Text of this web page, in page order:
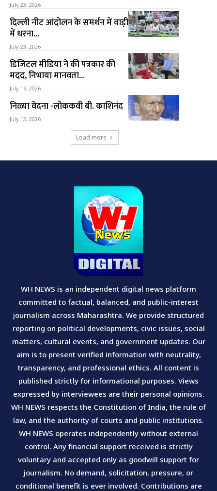
July 23, 2026
दिल्ली नीट आंदोलन के समर्थन में वाड़ी
में धरना...
July 23, 2026
डिजिटल मीडिया ने की पत्रकार की
मदद, निभाया मानवता...
July 16, 2026
निळ्या वेदना -लोककवी बी. काशिनंद
July 12, 2026
Load more
WH NEWS is an independent digital news platform
committed to factual, balanced, and public-interest
journalism across Maharashtra. We provide structured
reporting on political developments, civic issues, social
matters, cultural events, and government updates. Our
aim is to present verified information with neutrality,
transparency, and professional ethics. All content is
published strictly for informational purposes. Views
expressed by interviewees are their personal opinions.
WH NEWS respects the Constitution of India, the rule of
law, and the authority of courts and public institutions.
WH NEWS operates independently without external
control. Any financial support received is strictly
voluntary and accepted only as goodwill support for
journalism. No demand, solicitation, pressure, or
conditional benefit is ever involved. Contributions are